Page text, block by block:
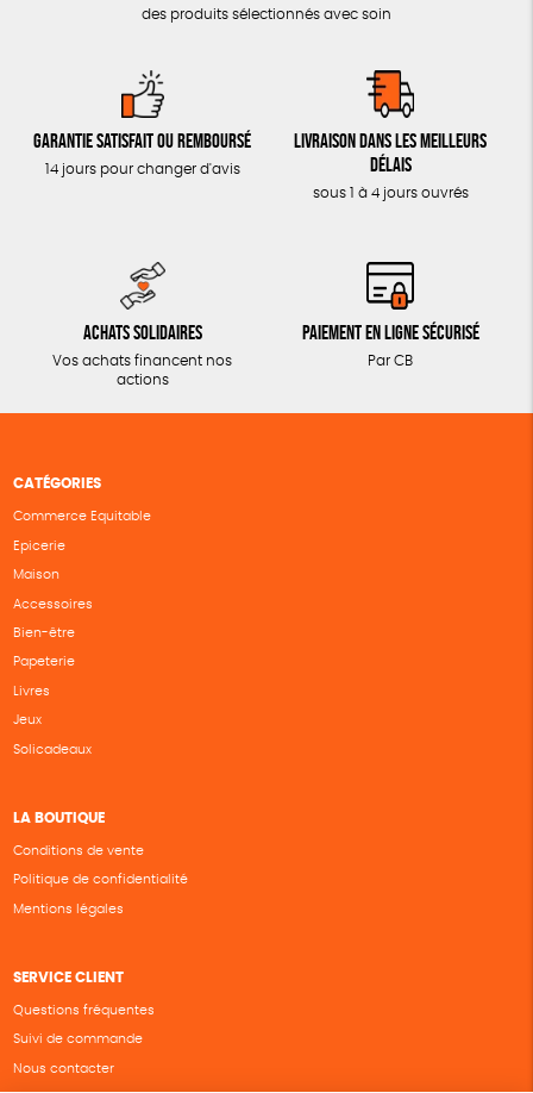
des produits sélectionnés avec soin
Garantie satisfait ou remboursé
14 jours pour changer d'avis
Livraison dans les meilleurs
délais
sous 1 à 4 jours ouvrés
Achats solidaires
Vos achats financent nos
actions
Paiement en ligne sécurisé
Par CB
CATÉGORIES
Commerce Equitable
Epicerie
Maison
Accessoires
Bien-être
Papeterie
Livres
Jeux
Solicadeaux
LA BOUTIQUE
Conditions de vente
Politique de confidentialité
Mentions légales
SERVICE CLIENT
Questions fréquentes
Suivi de commande
Nous contacter